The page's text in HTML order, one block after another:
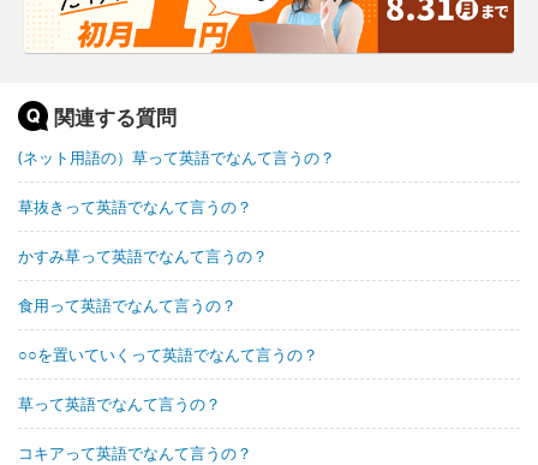
関連する質問
(ネット用語の）草って英語でなんて言うの？
草抜きって英語でなんて言うの？
かすみ草って英語でなんて言うの？
食用って英語でなんて言うの？
○○を置いていくって英語でなんて言うの？
草って英語でなんて言うの？
コキアって英語でなんて言うの？